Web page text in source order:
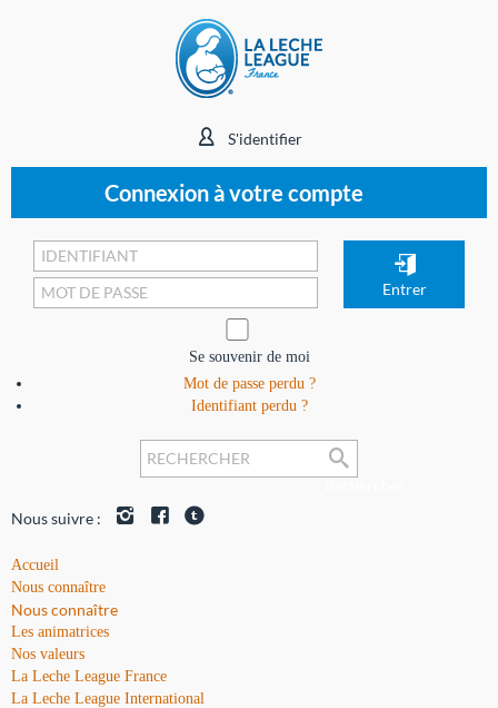
S'identifier
Connexion à votre compte
Se souvenir de moi
Mot de passe perdu ?
Identifiant perdu ?
Nous suivre :
Accueil
Nous connaître
Nous connaître
Les animatrices
Nos valeurs
La Leche League France
La Leche League International